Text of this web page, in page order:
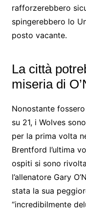
rafforzerebbero
spingerebbero lo
posto vacante.
La città
miseria di
Nonostante
su 21, i Wolves
per la prima volta
Brentford l’ultima
ospiti si sono
l’allenatore Gary
stata la sua
“incredibilmente